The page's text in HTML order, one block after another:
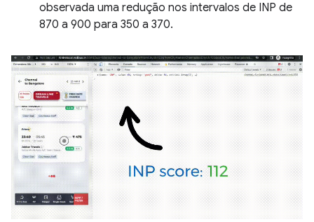
observada uma redução nos intervalos de INP de
870 a 900 para 350 a 370.